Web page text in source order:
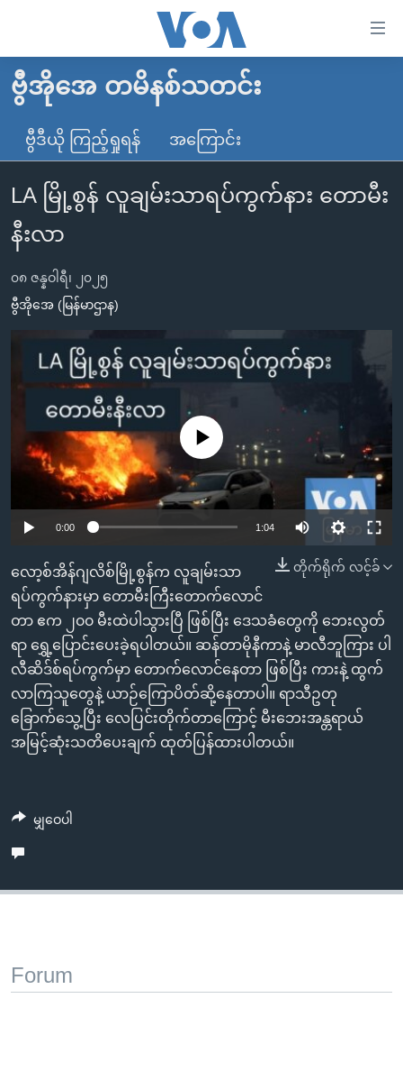
လွယ်ကူ
စေ
သည့်
များ
ပင်မ
သို့
ကျော်
ပင်မ
ညွန်း
စာမျက်နှာ
ကျော်
ကြည့်
ရှာဖွေ
ရန်
နေရာ
သို့
ကျော်
ရန်
မူလစာမျက်နှာ
မြန်မာ
ကမ္ဘာ့သတင်းများ
နိုင်ငံတကာ
အစ္စရေး-ပါလက်စတိုင်း
ဗွီဒီယို
သတင်းလွတ်လပ်ခွင့်
ရပ်ဝန်းတခု လမ်းတခု အလွန်
အင်္ဂလိပ်စာလေ့လာမယ်
မကြေးမုံရဲ့ အင်္ဂလိပ်စာ
ရုပ်ရှင်ထဲက အင်္ဂလိပ်စာ
သုတပဒေသာ အင်္ဂလိပ်စာ
ရေဒီယို
တီဗွီ
ရေဒီယိုနှင့်ရုပ်သံ အချက်အလက်များ
ရေဒီယို/တီဗွီအစီအစဉ်
Learning English
ဗွီအိုအေ လူမှုကွန်ယက်များ
ဘာသာစကားများ
ဗွီအိုအေ တမိနစ်သတင်း
ဗွီဒီယို ကြည့်ရှုရန် အကြောင်း
LA မြို့စွန် လူချမ်းသာရပ်ကွက်နား တောမီး
နီးလာ
၀၈ ဇန္နဝါရီ၊ ၂၀၂၅
ဗွီအိုအေ (မြန်မာဌာန)
Auto 240p 360p 480p
720p 1080p
No media source currently available
0:00 1:04
240p
480p
1080p
တိုက်ရိုက် လင့်ခ်
လော့စ်အိန်ဂျလိစ်မြို့စွန်က လူချမ်းသာ
ရပ်ကွက်နားမှာ တောမီးကြီးတောက်လောင်
တာ ဧက ၂၀၀ မီးထဲပါသွားပြီ ဖြစ်ပြီး ဒေသခံတွေကို ဘေးလွတ်
ရာ ရွှေ့ပြောင်းပေးခဲ့ရပါတယ်။ ဆန်တာမိုနီကာနဲ့ မာလီဘူကြား ပါ
လီဆိဒ်စ်ရပ်ကွက်မှာ တောက်လောင်နေတာ ဖြစ်ပြီး ကားနဲ့ ထွက်
လာကြသူတွေနဲ့ ယာဉ်ကြောပိတ်ဆို့နေတာပါ။ ရာသီဥတု
ခြောက်သွေ့ပြီး လေပြင်းတိုက်တာကြောင့် မီးဘေးအန္တရာယ်
အမြင့်ဆုံးသတိပေးချက် ထုတ်ပြန်ထားပါတယ်။
မျှဝေပါ
Forum